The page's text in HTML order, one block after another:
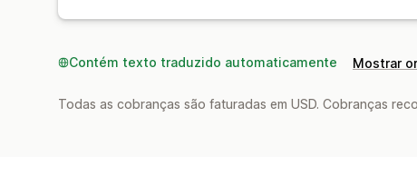
Contém texto traduzido automaticamente Mostrar
Todas as cobranças são faturadas em USD. Cobranças